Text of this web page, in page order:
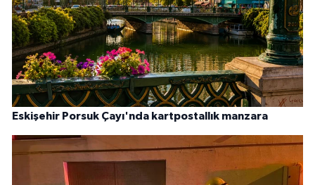
Eskişehir Porsuk Çayı'nda kartpostallık manzara